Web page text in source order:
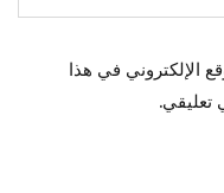
الإلكتروني في هذا
تعليقي.